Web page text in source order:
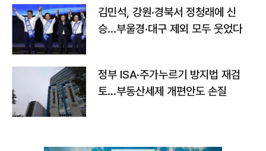
김민석, 강원·경북서 정청래에 신
승…부울경·대구 제외 모두 웃었다
정부 ISA·주가누르기 방지법 재검
토…부동산세제 개편안도 손질